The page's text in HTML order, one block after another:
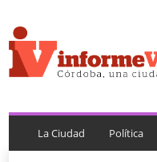
n
f
o
e
e
La Ciudad Política